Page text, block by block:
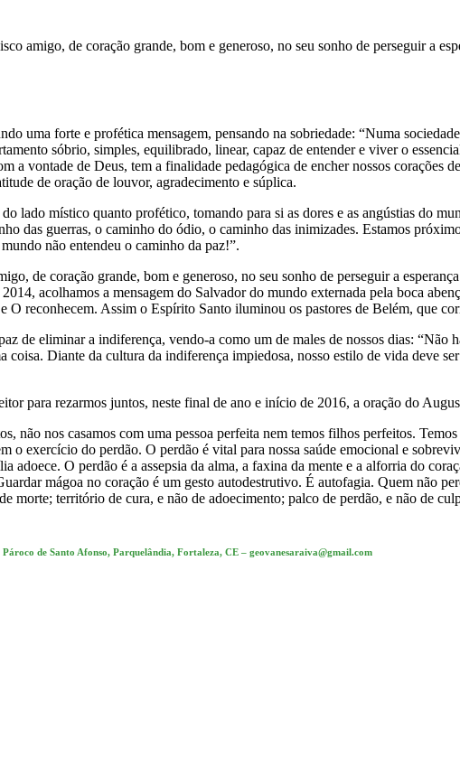
amigo, de coração grande, bom e generoso, no seu sonho de perseguir a
uma forte e profética mensagem, pensando na sobriedade: “Numa
sóbrio, simples, equilibrado, linear, capaz de entender e viver o
vontade de Deus, tem a finalidade pedagógica de encher nossos corações de
de oração de louvor, agradecimento e súplica.
lado místico quanto profético, tomando para si as dores e as angústias do
das guerras, o caminho do ódio, o caminho das inimizades. Estamos
não entendeu o caminho da paz!”.
de coração grande, bom e generoso, no seu sonho de perseguir a
acolhamos a mensagem do Salvador do mundo externada pela boca
O reconhecem. Assim o Espírito Santo iluminou os pastores de Belém, que
de eliminar a indiferença, vendo-a como um de males de nossos dias: “Não
coisa. Diante da cultura da indiferença impiedosa, nosso estilo de vida deve
para rezarmos juntos, neste final de ano e início de 2016, a oração do
não nos casamos com uma pessoa perfeita nem temos filhos perfeitos.
o exercício do perdão. O perdão é vital para nossa saúde emocional e
adoece. O perdão é a assepsia da alma, a faxina da mente e a alforria do
mágoa no coração é um gesto autodestrutivo. É autofagia. Quem não
morte; território de cura, e não de adoecimento; palco de perdão, e não de
de Santo Afonso, Parquelândia, Fortaleza, CE – geovanesaraiva@gmail.com